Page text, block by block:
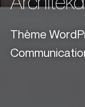
Thème